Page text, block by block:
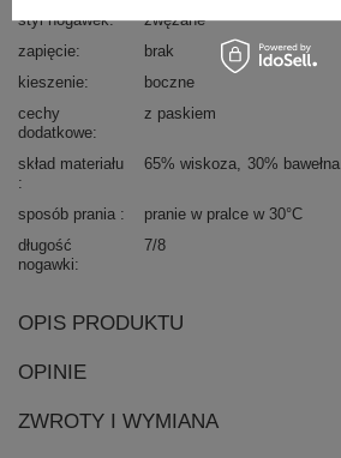
styl nogawek
zwężane
zapięcie
brak
kieszenie
boczne
cechy
dodatkowe
z paskiem
skład materiału 65% wiskoza 30% bawełna
sposób prania
pranie w pralce w 30°C
długość
nogawki
7/8
OPIS PRODUKTU
OPINIE
ZWROTY I WYMIANA